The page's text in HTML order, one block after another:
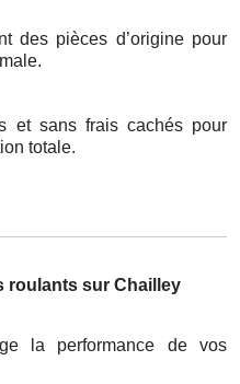
des pièces d’origine pour
et sans frais cachés pour
totale.
roulants sur Chailley
la performance de vos